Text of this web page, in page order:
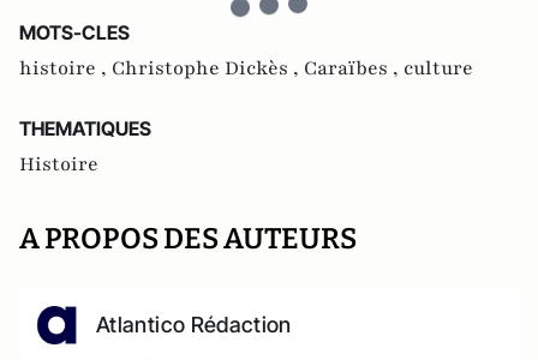
MOTS-CLES
histoire , Christophe Dickès , Caraïbes , culture
THEMATIQUES
Histoire
A PROPOS DES AUTEURS
Atlantico Rédaction